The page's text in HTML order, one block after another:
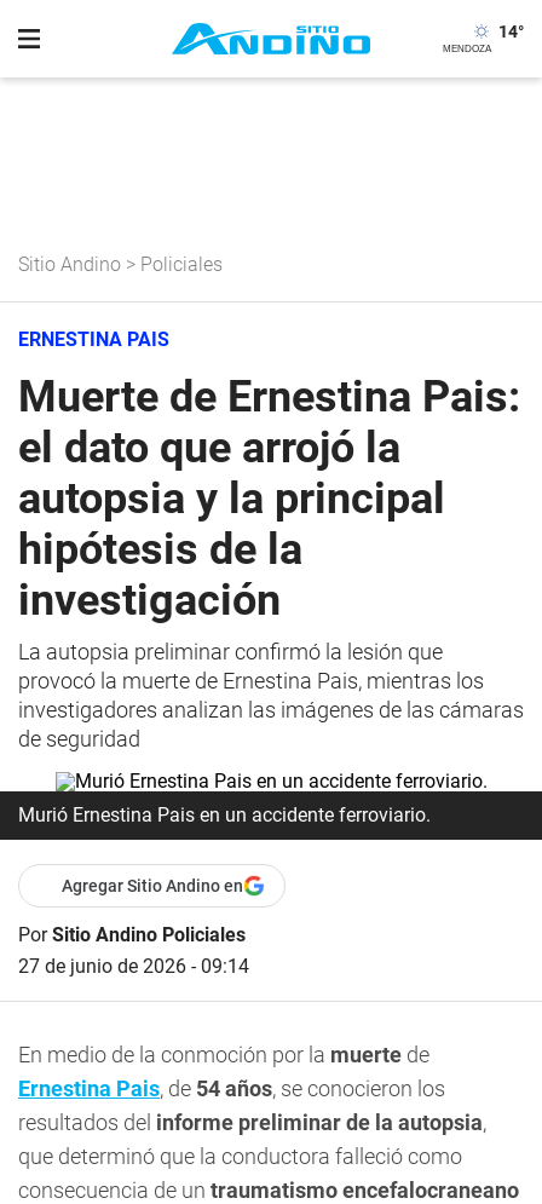
14°
Sitio Andino > Policiales
ERNESTINA PAIS
Muerte de Ernestina Pais:
el dato que arrojó la
autopsia y la principal
hipótesis de la
investigación
La autopsia preliminar confirmó la lesión que
provocó la muerte de Ernestina Pais, mientras los
investigadores analizan las imágenes de las cámaras
de seguridad
Murió Ernestina Pais en un accidente ferroviario.
Agregar Sitio Andino en
PorSitio Andino Policiales
27 de junio de 2026 - 09:14
En medio de la conmoción por la muerte de
Ernestina Pais, de 54 años, se conocieron los
resultados del informe preliminar de la autopsia,
que determinó que la conductora falleció como
consecuencia de un traumatismo encefalocraneano